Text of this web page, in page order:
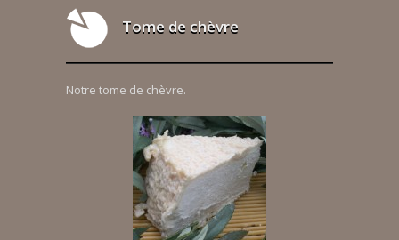
Tome de chèvre
Notre tome de chèvre.